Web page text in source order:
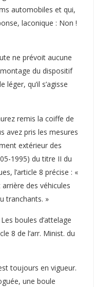
automobiles et qui,
laconique : Non !
ne prévoit aucune
du dispositif
qu’il s’agisse
remis la coiffe de
avez pris les mesures
extérieur des
1995) du titre II du
l’article 8 précise : «
des véhicules
tranchants. »
boules d’attelage
8 de l’arr. Minist. du
toujours en vigueur.
une boule